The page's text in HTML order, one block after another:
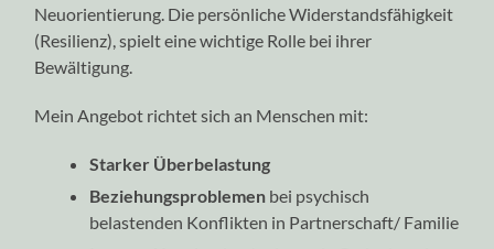
Neuorientierung. Die persönliche Widerstandsfähigkeit
(Resilienz), spielt eine wichtige Rolle bei ihrer
Bewältigung.
Mein Angebot richtet sich an Menschen mit:
Starker Überbelastung
Beziehungsproblemen bei psychisch
belastenden Konflikten in Partnerschaft/ Familie